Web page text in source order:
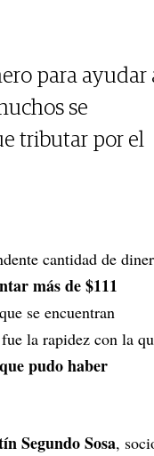
para ayudar
se
tributar por el
cantidad de
más de $111
que se encuentran
la rapidez con la
pudo haber
Segundo Sosa,